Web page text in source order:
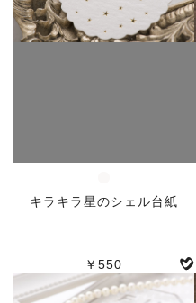
キラキラ星のシェル台紙
￥550